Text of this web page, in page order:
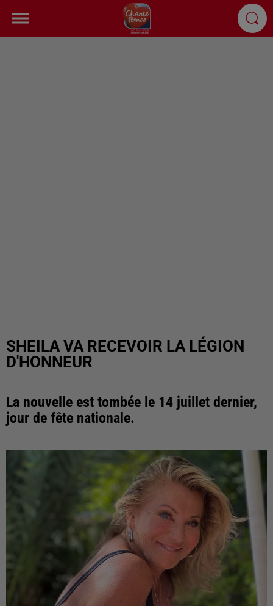
SHEILA VA RECEVOIR LA LÉGION
D'HONNEUR
La nouvelle est tombée le 14 juillet dernier,
jour de fête nationale.